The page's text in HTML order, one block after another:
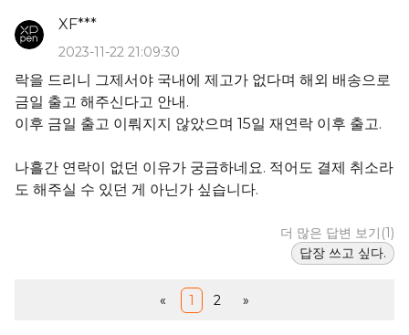
았으나 당일 출고X
이후 재연락 후 15일 오후 3시 출고 메일 받음.
22일 현재 하선장소반입기간승인.
국내 배송이라 적어두시고는 나흘간 연락 한 번 없다가 제가 메일
보내니 그제서야 해외배송이라 안내 해주시는게 맞는지 의문이 드
XF***
2023-11-22 21:09:30
락을 드리니 그제서야 국내에 제고가 없다며 해외 배송으로
금일 출고 해주신다고 안내.
이후 금일 출고 이뤄지지 않았으며 15일 재연락 이후 출고.
나흘간 연락이 없던 이유가 궁금하네요. 적어도 결제 취소라
도 해주실 수 있던 게 아닌가 싶습니다.
더 많은 답변 보기(1)
답장 쓰고 싶다.
« 1 2 »